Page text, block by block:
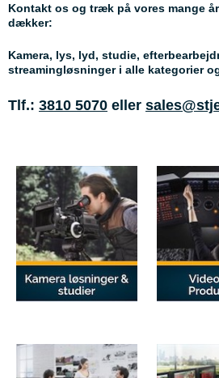
Kontakt os og træk på vores mange
dækker:
Kamera, lys, lyd, studie,
streamingløsninger i alle kategorier
Tlf.: 3810 5070 eller